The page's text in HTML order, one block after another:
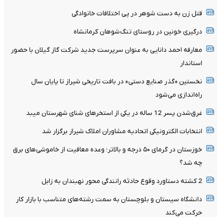
قتل زن به دست شوهر در پی اختلافات خانوادگی
درگیری خونین در روستای تنگ‌شوهان کرمانشاه
معارفه احمد دانایی به عنوان سرپرست جدید شرکت گاز گیلان با حضور
استاندار
نخستین «گذر صنایع دستی» در بافت تاریخی شیراز تا پایان سال
راه‌اندازی می‌شود
غرق‌شدن پسر 12 ساله در یکی از استخرهای شنای شهرستان میبد
انتخابات الکترونیکی اتحادیه مشاوران املاک شیراز برگزار شد
خوزستان در گرمای ۵۰ درجه و بالاتر؛ وعده معافیت از خاموشی‌های برق
چه شد؟
2 کشته دستاورد وقوع حادثه رانندگی محور نهبندان به زابل
دانشگاه سیستان و بلوچستان به سمت رشته‌های متناسب با بازار کار
حرکت می‌کند